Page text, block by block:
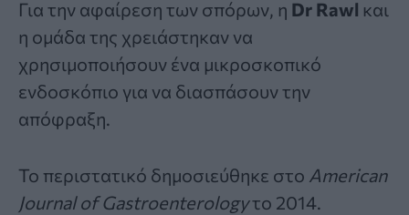
Για την αφαίρεση των σπόρων, η Dr Rawl και
η ομάδα της χρειάστηκαν να
χρησιμοποιήσουν ένα μικροσκοπικό
ενδοσκόπιο για να διασπάσουν την
απόφραξη.
Το περιστατικό δημοσιεύθηκε στο American
Journal of Gastroenterologyτο 2014.